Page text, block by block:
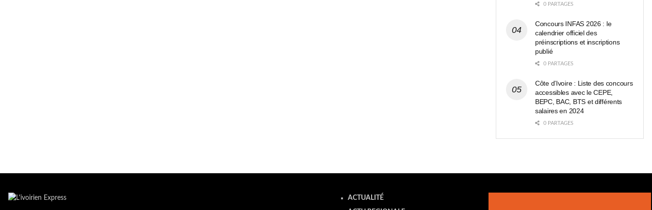
0 PARTAGES
Concours INFAS 2026 : le
calendrier officiel des
préinscriptions et inscriptions
publié
0 PARTAGES
Côte d’Ivoire : Liste des concours
accessibles avec le CEPE,
BEPC, BAC, BTS et différents
salaires en 2024
0 PARTAGES
ACTUALITÉ